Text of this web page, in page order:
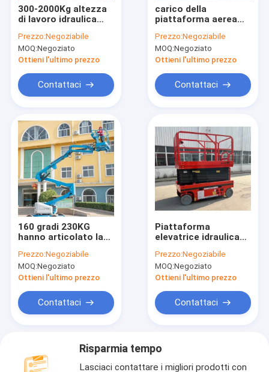
300-2000Kg altezza
di lavoro idraulica
piattaforma
elevatrice 12m per il
lavoro di elevata
Prezzo:Negoziabile
MOQ:Negoziato
Ottieni l'ultimo prezzo
Contattaci
carico della
piattaforma aerea
di articolazione di
36.8kw 20m doppio
Prezzo:Negoziabile
MOQ:Negoziato
Ottieni l'ultimo prezzo
Contattaci
160 gradi 230KG
hanno articolato la
2.44*0.93*1.13M
Prezzo:Negoziabile
MOQ:Negoziato
Ottieni l'ultimo prezzo
Contattaci
Piattaforma
elevatrice idraulica
durevole 12m con il
dispositivo di allarme
Prezzo:Negoziabile
MOQ:Negoziato
Ottieni l'ultimo prezzo
Contattaci
Risparmia tempo
Lasciaci contattare i migliori prodotti con